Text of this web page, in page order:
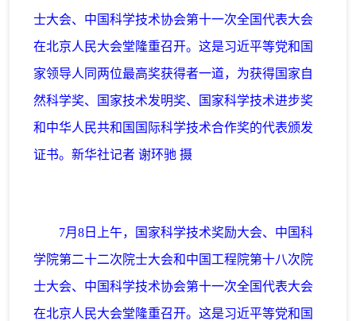
士大会、中国科学技术协会第十一次全国代表大会
在北京人民大会堂隆重召开。这是习近平等党和国
家领导人同两位最高奖获得者一道，为获得国家自
然科学奖、国家技术发明奖、国家科学技术进步奖
和中华人民共和国国际科学技术合作奖的代表颁发
证书。新华社记者 谢环驰 摄
7月8日上午，国家科学技术奖励大会、中国科
学院第二十二次院士大会和中国工程院第十八次院
士大会、中国科学技术协会第十一次全国代表大会
在北京人民大会堂隆重召开。这是习近平等党和国